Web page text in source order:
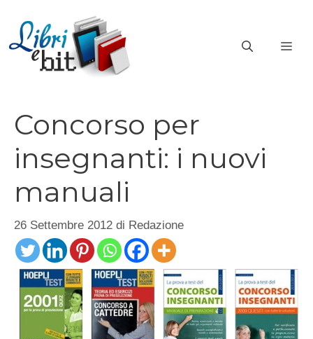
contenuto
Concorso per
insegnanti: i nuovi
manuali
26 Settembre 2012 di Redazione